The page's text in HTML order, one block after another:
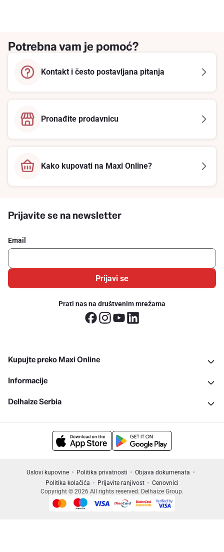
Potrebna vam je pomoć?
Kontakt i često postavljana pitanja
Pronađite prodavnicu
Kako kupovati na Maxi Online?
Prijavite se na newsletter
Email
Prijavi se
Prati nas na društvenim mrežama
Kupujte preko Maxi Online
Informacije
Delhaize Serbia
Uslovi kupovine Politika privatnosti
Objava dokumenata
Politika kolačića
Prijavite ranjivost
Cenovnici
Copyright © 2026 All rights reserved. Delhaize Group.